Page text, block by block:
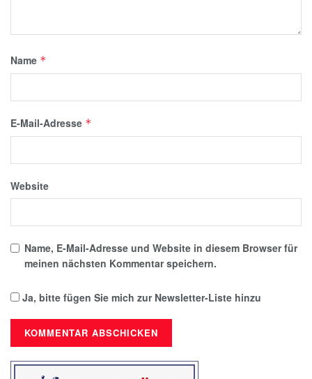
Name *
E-Mail-Adresse *
Website
Name, E-Mail-Adresse und Website in diesem Browser für
meinen nächsten Kommentar speichern.
Ja, bitte fügen Sie mich zur Newsletter-Liste hinzu